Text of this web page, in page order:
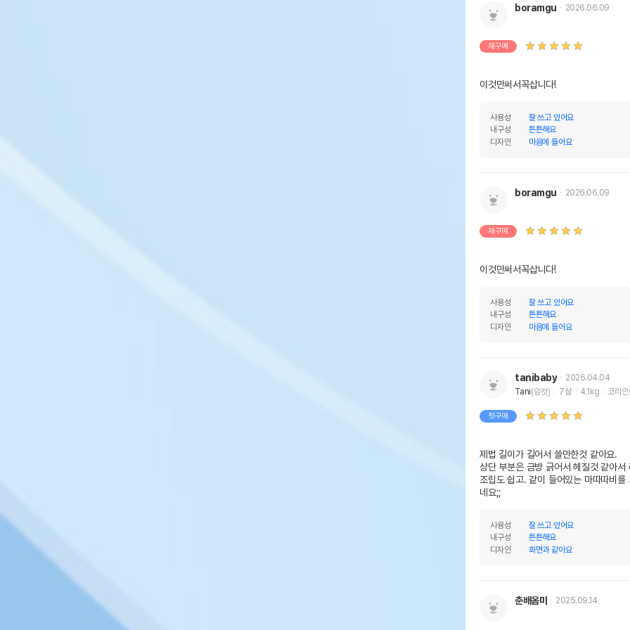
boramgu 2026.06.09
재구매
이것만써서꼭삽니다!
사용성
잘 쓰고 있어요
내구성
튼튼해요
디자인
마음에 들어요
boramgu 2026.06.09
재구매
이것만써서꼭삽니다!
사용성
잘 쓰고 있어요
내구성
튼튼해요
디자인
마음에 들어요
tanibaby
2026.04.04
Tani(암컷) 7살 4.1kg 코리
첫구매
제법 길이가 길어서 쓸만한것 같아요.
상단 부분은 금방 긁어서 헤질것 같아서
조립도 쉽고. 같이 들어있는 마따따비
네요;;
사용성
잘 쓰고 있어요
내구성
튼튼해요
디자인
화면과 같아요
춘배옴마 2025.09.14